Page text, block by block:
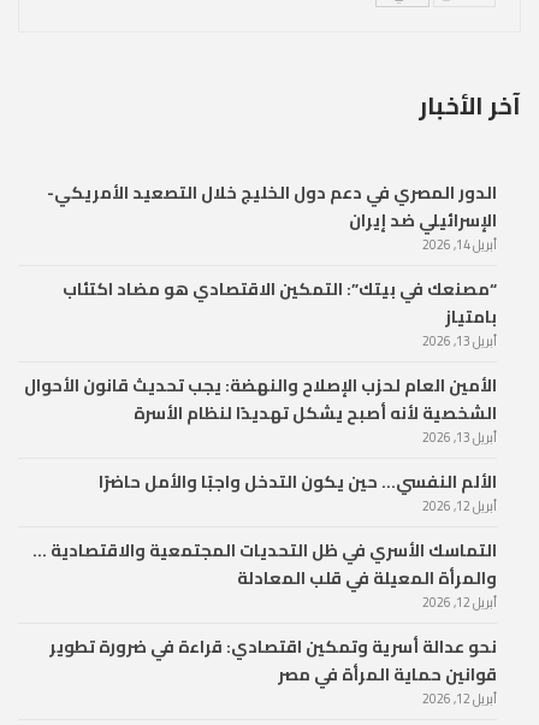
آخر الأخبار
الدور المصري في دعم دول الخليج خلال التصعيد الأمريكي-
الإسرائيلي ضد إيران
أبريل 14, 2026
“مصنعك في بيتك”: التمكين الاقتصادي هو مضاد اكتئاب
بامتياز
أبريل 13, 2026
الأمين العام لحزب الإصلاح والنهضة: يجب تحديث قانون الأحوال
الشخصية لأنه أصبح يشكل تهديدًا لنظام الأسرة
أبريل 13, 2026
الألم النفسي… حين يكون التدخل واجبًا والأمل حاضرًا
أبريل 12, 2026
التماسك الأسري في ظل التحديات المجتمعية والاقتصادية …
والمرأة المعيلة في قلب المعادلة
أبريل 12, 2026
نحو عدالة أسرية وتمكين اقتصادي: قراءة في ضرورة تطوير
قوانين حماية المرأة في مصر
أبريل 12, 2026